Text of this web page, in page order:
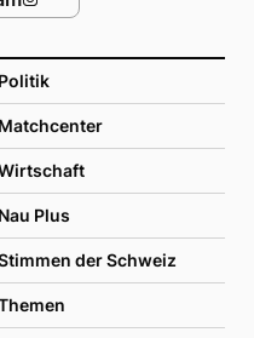
Politik
Matchcenter
Nau Plus
der Schweiz